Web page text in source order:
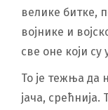
велике битке,
војнике и
све оне који су
То је тежња да
јача, срећнија.